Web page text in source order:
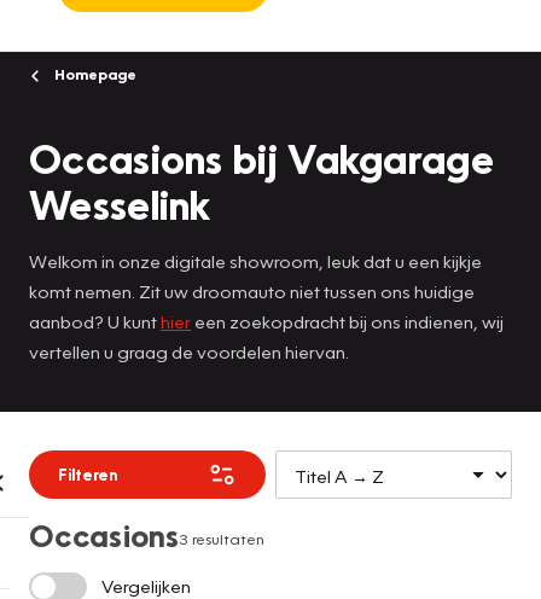
Homepage
Occasions bij Vakgarage
Wesselink
Welkom in onze digitale showroom, leuk dat u een kijkje
komt nemen. Zit uw droomauto niet tussen ons huidige
aanbod? U kunthier een zoekopdracht bij ons indienen, wij
vertellen u graag de voordelen hiervan.
Filteren
Occasions3 resultaten
Vergelijken